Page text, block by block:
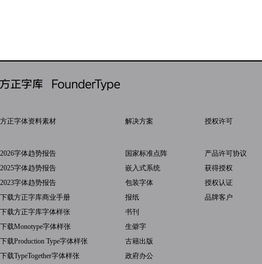
方正字体资料素材
2026字体趋势报告
2025字体趋势报告
2023字体趋势报告
下载方正字库商业手册
下载方正字库字体样张
下载Monotype字体样张
下载Production Type字体样张
下载TypeTogether字体样张
解决方案
国家标准点阵
嵌入式系统
包装字体
报纸
书刊
生僻字
古籍出版
政府办公
授权许可
产品许可协议
获得授权
授权认证
品牌客户